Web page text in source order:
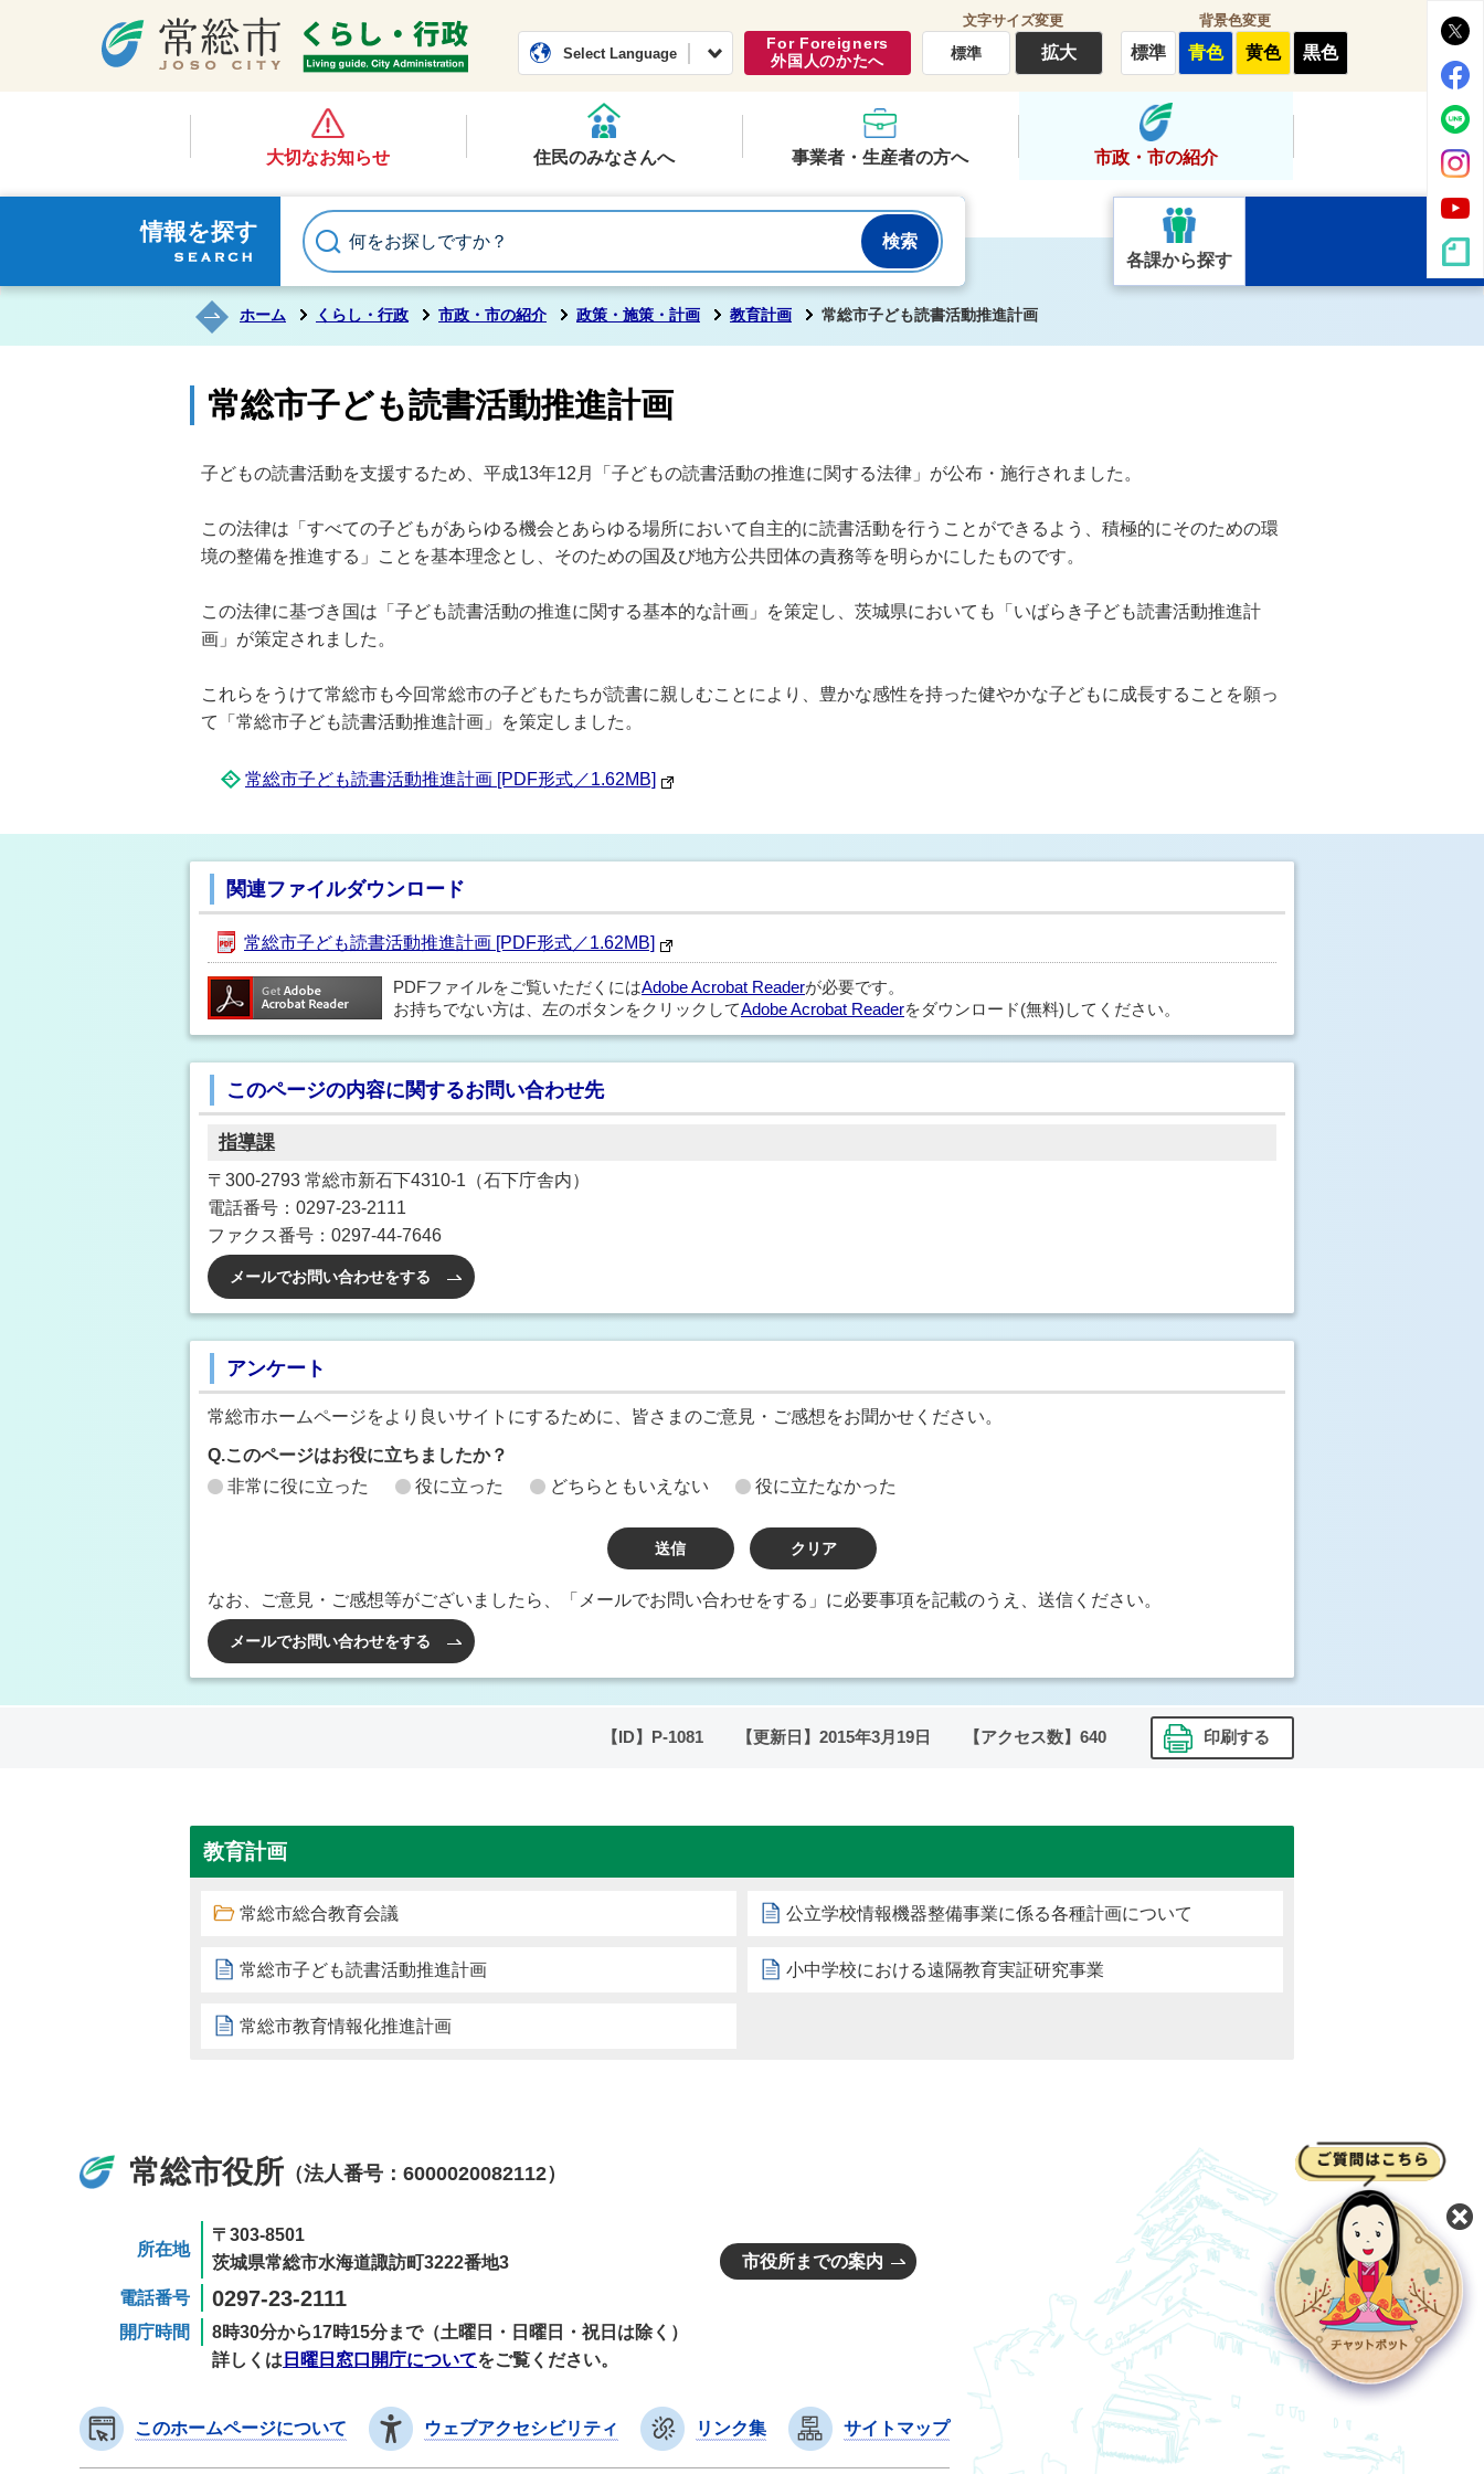
常総市公式ホームページくらし・行政
Select Language
For Foreigners
外国人のかたへ
文字サイズ変更
標準 拡大
背景色変更
標準 青色 黄色 黒色
大切なお知らせ 住民のみなさんへ 事業者・生産者の方へ 市政・市の紹介
情報を探す
各課から探す
ホーム くらし・行政 市政・市の紹介 政策・施策・計画 教育計画 常総市子ども読書活動推進計画
常総市子ども読書活動推進計画
子どもの読書活動を支援するため、平成13年12月「子どもの読書活動の推進に関する法律」が公布・施行されました。
この法律は「すべての子どもがあらゆる機会とあらゆる場所において自主的に読書活動を行うことができるよう、積極的にそのための環
境の整備を推進する」ことを基本理念とし、そのための国及び地方公共団体の責務等を明らかにしたものです。
この法律に基づき国は「子ども読書活動の推進に関する基本的な計画」を策定し、茨城県においても「いばらき子ども読書活動推進計
画」が策定されました。
これらをうけて常総市も今回常総市の子どもたちが読書に親しむことにより、豊かな感性を持った健やかな子どもに成長することを願っ
て「常総市子ども読書活動推進計画」を策定しました。
常総市子ども読書活動推進計画 [PDF形式／1.62MB]
関連ファイルダウンロード
常総市子ども読書活動推進計画 [PDF形式／1.62MB]
PDFファイルをご覧いただくにはAdobe Acrobat Readerが必要です。
お持ちでない方は、左のボタンをクリックしてAdobe Acrobat Readerをダウンロード(無料)してください。
このページの内容に関するお問い合わせ先
指導課
〒300-2793 常総市新石下4310-1（石下庁舎内）
電話番号：0297-23-2111
ファクス番号：0297-44-7646
メールでお問い合わせをする
アンケート
常総市ホームページをより良いサイトにするために、皆さまのご意見・ご感想をお聞かせください。
Q.このページはお役に立ちましたか？
非常に役に立った
役に立った どちらともいえない 役に立たなかった
なお、ご意見・ご感想等がございましたら、「メールでお問い合わせをする」に必要事項を記載のうえ、送信ください。
メールでお問い合わせをする
【ID】 P-1081 【更新日】 2015年3月19日 【アクセス数】 640 印刷する
教育計画
常総市総合教育会議 公立学校情報機器整備事業に係る各種計画について
常総市子ども読書活動推進計画 小中学校における遠隔教育実証研究事業
常総市教育情報化推進計画
常総市役所 （法人番号：6000020082112）
所在地
〒303-8501
茨城県常総市水海道諏訪町3222番地3
電話番号
0297-23-2111
開庁時間
8時30分から17時15分まで（土曜日・日曜日・祝日は除く）
詳しくは 日曜日窓口開庁についてをご覧ください。
市役所までの案内
このホームページについて ウェブアクセシビリティ リンク集 サイトマップ